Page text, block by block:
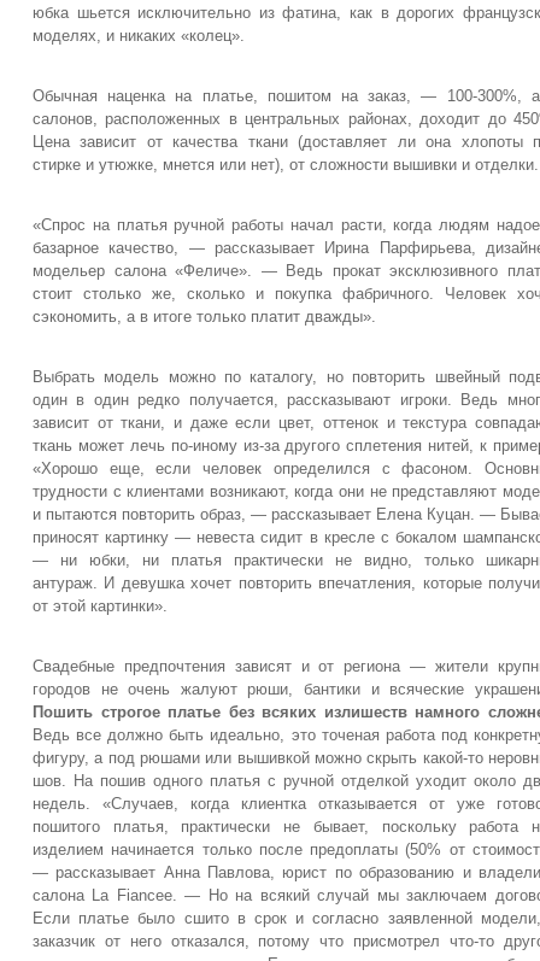
юбка шьется исключительно из фатина, как в дорогих
моделях, и никаких «колец».
Обычная наценка на платье, пошитом на заказ, — 100-300%,
салонов, расположенных в центральных районах, доходит до
Цена зависит от качества ткани (доставляет ли она хлопоты
стирке и утюжке, мнется или нет), от сложности вышивки и отделки.
«Спрос на платья ручной работы начал расти, когда людям
базарное качество, — рассказывает Ирина Парфирьева,
модельер салона «Феличе». — Ведь прокат эксклюзивного
стоит столько же, сколько и покупка фабричного. Человек
сэкономить, а в итоге только платит дважды».
Выбрать модель можно по каталогу, но повторить швейный
один в один редко получается, рассказывают игроки. Ведь
зависит от ткани, и даже если цвет, оттенок и текстура
ткань может лечь по-иному из-за другого сплетения нитей, к
«Хорошо еще, если человек определился с фасоном.
трудности с клиентами возникают, когда они не представляют
и пытаются повторить образ, — рассказывает Елена Куцан. —
приносят картинку — невеста сидит в кресле с бокалом
— ни юбки, ни платья практически не видно, только
антураж. И девушка хочет повторить впечатления, которые
от этой картинки».
Свадебные предпочтения зависят и от региона — жители
городов не очень жалуют рюши, бантики и всяческие
Пошить строгое платье без всяких излишеств намного
Ведь все должно быть идеально, это точеная работа под
фигуру, а под рюшами или вышивкой можно скрыть какой-то
шов. На пошив одного платья с ручной отделкой уходит около
недель. «Случаев, когда клиентка отказывается от уже
пошитого платья, практически не бывает, поскольку работа
изделием начинается только после предоплаты (50% от
— рассказывает Анна Павлова, юрист по образованию и
салона La Fiancee. — Но на всякий случай мы заключаем
Если платье было сшито в срок и согласно заявленной
заказчик от него отказался, потому что присмотрел что-то